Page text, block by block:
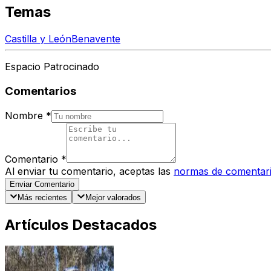
Temas
Castilla y LeónBenavente
Espacio Patrocinado
Comentarios
Nombre *
Comentario *
Al enviar tu comentario, aceptas las normas de
Enviar Comentario
Más recientes
Mejor valorados
Artículos Destacados